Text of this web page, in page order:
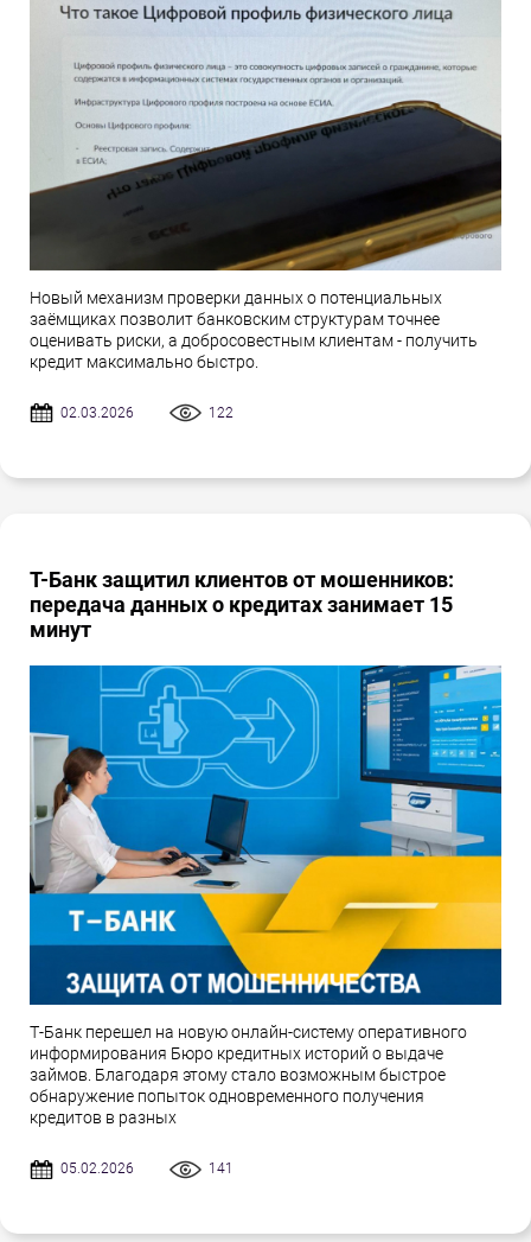
Новый механизм проверки данных о потенциальных
заёмщиках позволит банковским структурам точнее
оценивать риски, а добросовестным клиентам - получить
кредит максимально быстро.
02.03.2026 122
Т-Банк защитил клиентов от мошенников:
передача данных о кредитах занимает 15
минут
Т-Банк перешел на новую онлайн-систему оперативного
информирования Бюро кредитных историй о выдаче
займов. Благодаря этому стало возможным быстрое
обнаружение попыток одновременного получения
кредитов в разных
05.02.2026 141